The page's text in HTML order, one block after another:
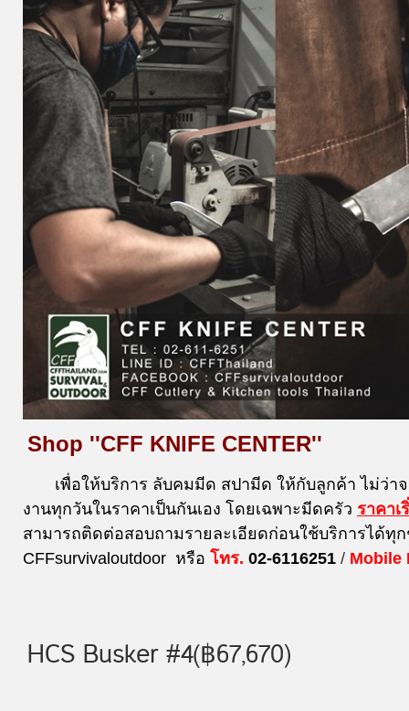
Shop ''CFF KNIFE CENTER''
เพื่อให้บริการ ลับคมมีด สปามีด ให้กับลูกค้า ไม่ว่
งานทุกวันในราคาเป็นกันเอง โดยเฉพาะมีดครัว ราคาเ
สามารถติดต่อสอบถามรายละเอียดก่อนใช้บริการได้ทุ
CFFsurvivaloutdoor หรือ โทร. 02-6116251 / Mobile
HCS Busker #4(฿67,670)